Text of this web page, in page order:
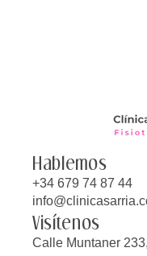
Hablemos
+34 679 74 87 44
Visítenos
Calle Muntaner